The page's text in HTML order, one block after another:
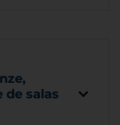
de salas